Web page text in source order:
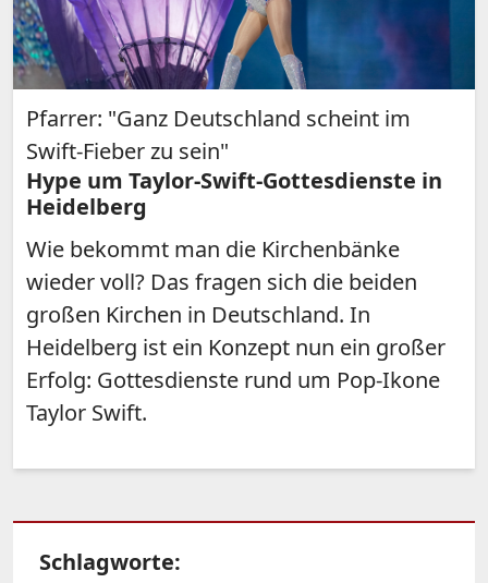
Pfarrer: "Ganz Deutschland scheint im
Swift-Fieber zu sein"
Hype um Taylor-Swift-Gottesdienste in
Heidelberg
Wie bekommt man die Kirchenbänke
wieder voll? Das fragen sich die beiden
großen Kirchen in Deutschland. In
Heidelberg ist ein Konzept nun ein großer
Erfolg: Gottesdienste rund um Pop-Ikone
Taylor Swift.
Schlagworte: